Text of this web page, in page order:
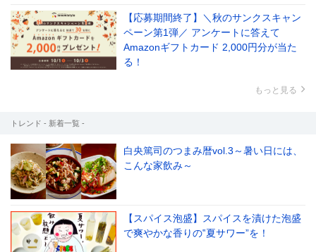
【応募期間終了】＼秋のサンクスキャン
ペーン第1弾／ アンケートに答えて
Amazonギフトカード 2,000円分が当た
る！
もっと見る
トレンド - 新着一覧 -
白央篤司のつまみ暦vol.3～暑い日には、
こんな家飲み～
【スパイス泡盛】スパイスを漬けた泡盛
で爽やかな香りの‟夏サワー”を！